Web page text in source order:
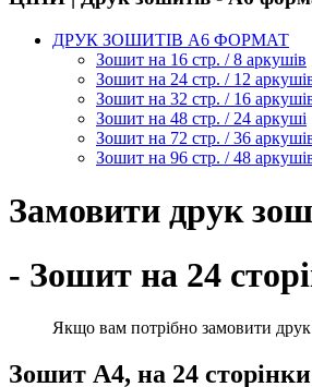
ДРУК ЗОШИТІВ А6 ФОРМАТ
Зошит на 16 стр. / 8 аркушів
Зошит на 24 стр. / 12
Зошит на 32 стр. / 16
Зошит на 48 стр. / 24 аркуші
Зошит на 72 стр. / 36
Зошит на 96 стр. / 48
Замовити друк
- Зошит на 24
Якщо вам потрібно замовити друк
Зошит А4, на 24